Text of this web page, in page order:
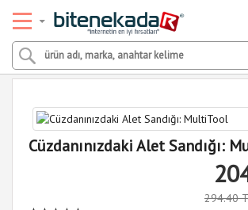
Cüzdanınızdaki Alet Sandığı:
294.40